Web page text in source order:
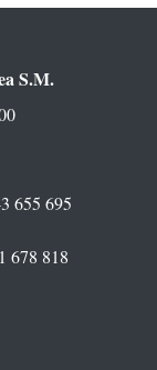
S.M.
655 695
678 818